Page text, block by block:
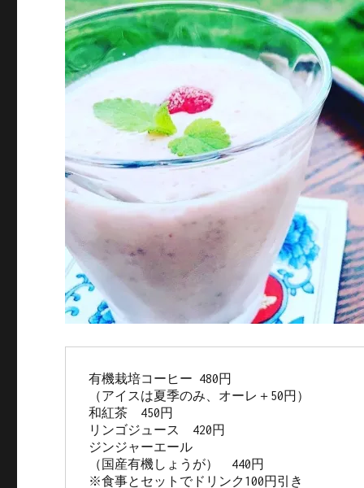
有機栽培コーヒー 480円
（アイスは夏季のみ、オーレ＋50円）
和紅茶　450円
リンゴジュース　420円
ジンジャーエール
（国産有機しょうが）　440円
※食事とセットでドリンク100円引き